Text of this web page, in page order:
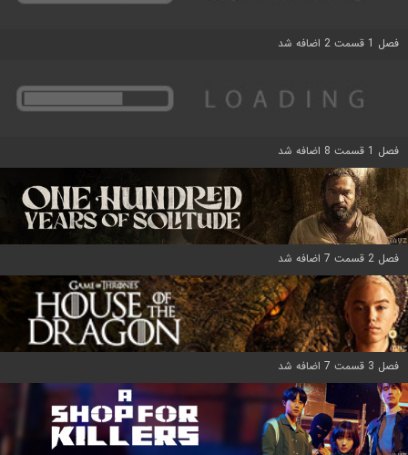
فصل 1 قسمت 2 اضافه شد
فصل 1 قسمت 8 اضافه شد
فصل 2 قسمت 7 اضافه شد
فصل 3 قسمت 7 اضافه شد